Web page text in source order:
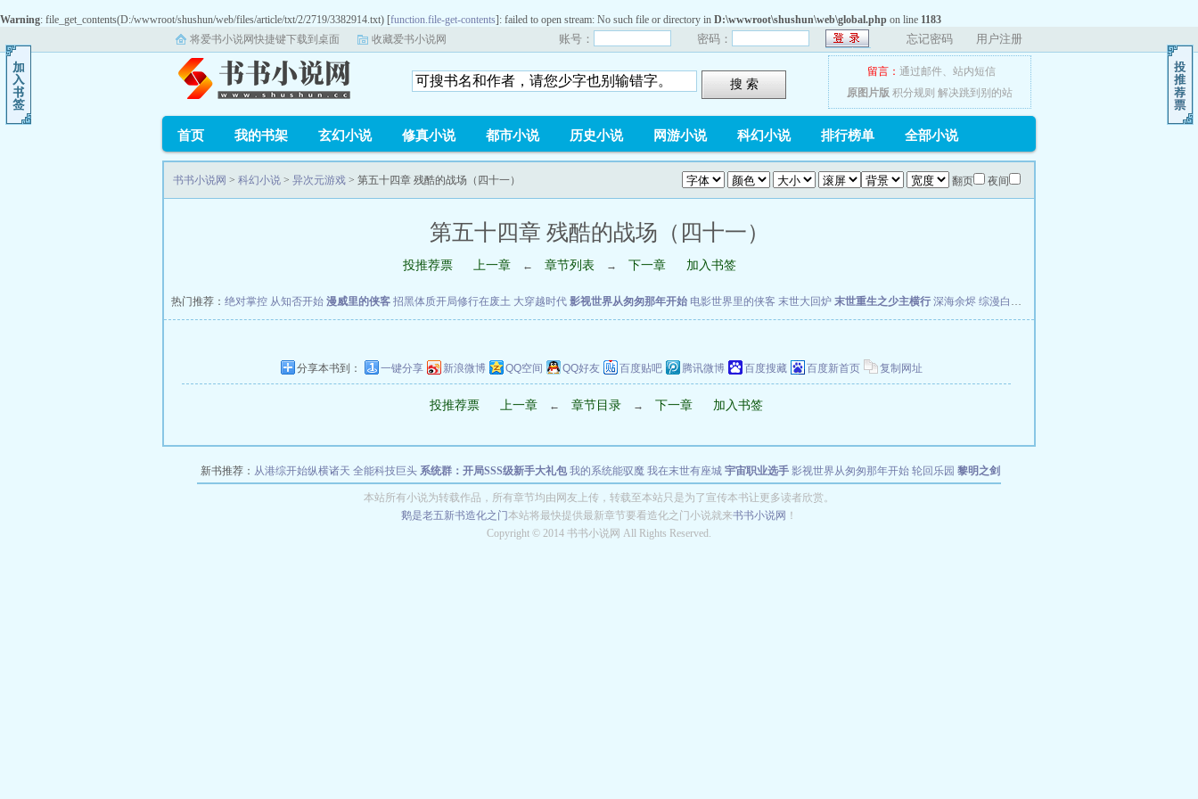
Warning: file_get_contents(D:/wwwroot/shushun/web/files/article/txt/2/2719/3382914.txt) [function.file-get-contents]: failed to open stream: No such file or directory in D:\wwwroot\shushun\web\global.php on line 1183
将爱书小说网快捷键下载到桌面
收藏爱书小说网 账号： 密码： 忘记密码 用户注册
搜 索
留言： 通过邮件、 站内短信
原图片版 积分规则 解决跳到别的站
首页 我的书架 玄幻小说 修真小说 都市小说 历史小说 网游小说 科幻小说 排行榜单 全部小说
翻页 夜间
书书小说网 > 科幻小说 > 异次元游戏 > 第五十四章 残酷的战场（四十一）
第五十四章 残酷的战场（四十一）
投推荐票 上一章 ← 章节列表 → 下一章 加入书签
热门推荐： 绝对掌控 从知否开始 漫威里的侠客 招黑体质开局修行在废土 大穿越时代 影视世界从匆匆那年开始 电影世界里的侠客 末世大回炉 末世重生之少主横行 深海余烬 综漫白夜行
分享本书到： 一键分享 新浪微博 QQ空间 QQ好友 百度贴吧 腾讯微博 百度搜藏 百度新首页 复制网址
投推荐票 上一章 ← 章节目录 → 下一章 加入书签
新书推荐： 从港综开始纵横诸天 全能科技巨头 系统群：开局SSS级新手大礼包我的系统能驭魔 我在末世有座城 宇宙职业选手 影视世界从匆匆那年开始 轮回乐园 黎明之剑
穿梭致富从1985开始 从知否开始深海余烬
本站所有小说为转载作品，所有章节均由网友上传，转载至本站只是为了宣传本书让更多读者欣赏。
鹅是老五新书造化之门本站将最快提供最新章节要看造化之门小说就来书书小说网 ！
Copyright © 2014 书书小说网 All Rights Reserved.